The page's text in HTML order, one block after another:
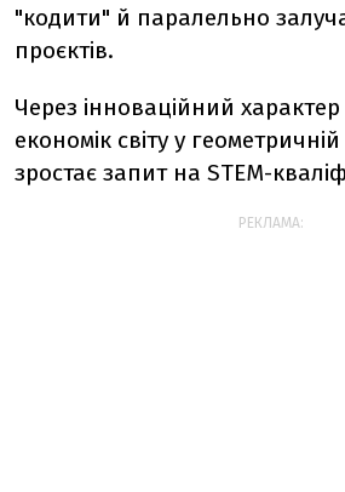
"кодити" й паралельно
проєктів.
Через інноваційний
економік світу у геометричній
зростає запит на STEM-
РЕКЛАМА: